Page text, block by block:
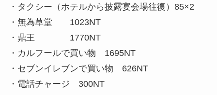
・タクシー（ホテルから披露宴会場往復）85×2
・無為草堂 1023NT
・鼎王 1770NT
・カルフールで買い物 1695NT
・セブンイレブンで買い物 626NT
・電話チャージ 300NT